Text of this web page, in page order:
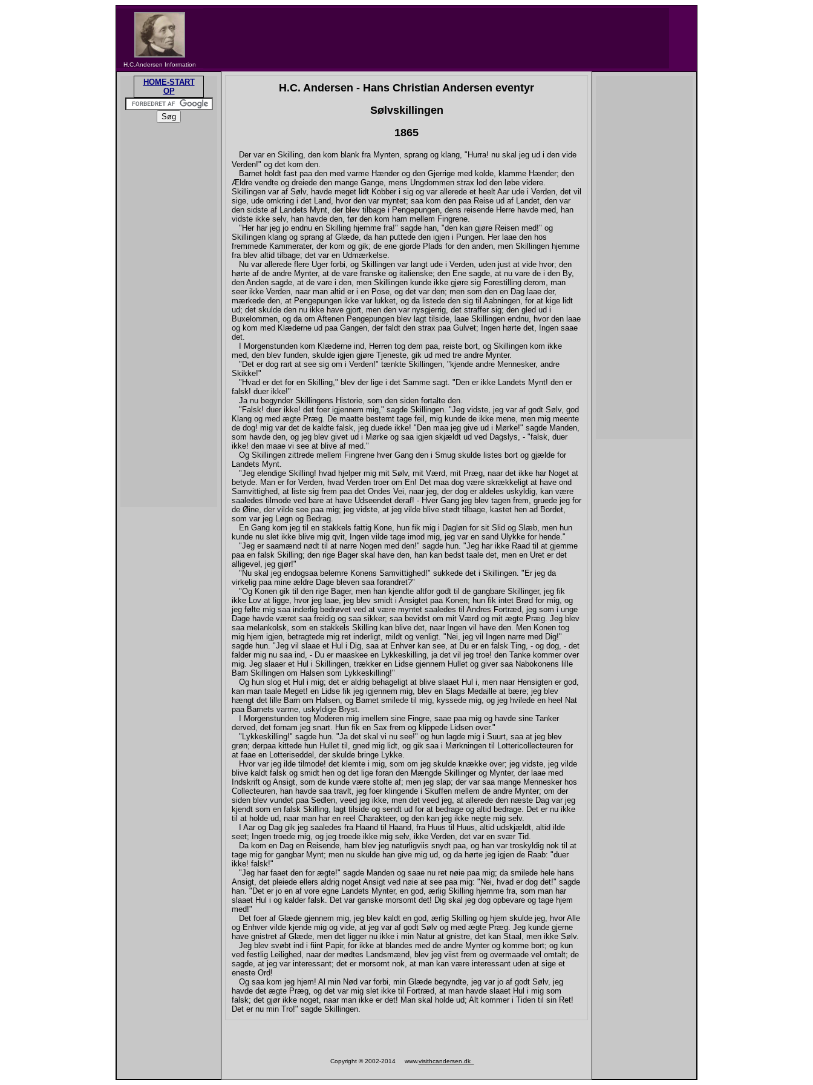
H.C.Andersen Information
HOME-START
OP
H.C. Andersen - Hans Christian Andersen eventyr
Sølvskillingen
1865
Der var en Skilling, den kom blank fra Mynten, sprang og klang, "Hurra! nu skal jeg ud i den vide
Verden!" og det kom den.
Barnet holdt fast paa den med varme Hænder og den Gjerrige med kolde, klamme Hænder; den
Ældre vendte og dreiede den mange Gange, mens Ungdommen strax lod den løbe videre.
Skillingen var af Sølv, havde meget lidt Kobber i sig og var allerede et heelt Aar ude i Verden, det vil
sige, ude omkring i det Land, hvor den var myntet; saa kom den paa Reise ud af Landet, den var
den sidste af Landets Mynt, der blev tilbage i Pengepungen, dens reisende Herre havde med, han
vidste ikke selv, han havde den, før den kom ham mellem Fingrene.
"Her har jeg jo endnu en Skilling hjemme fra!" sagde han, "den kan gjøre Reisen med!" og
Skillingen klang og sprang af Glæde, da han puttede den igjen i Pungen. Her laae den hos
fremmede Kammerater, der kom og gik; de ene gjorde Plads for den anden, men Skillingen hjemme
fra blev altid tilbage; det var en Udmærkelse.
Nu var allerede flere Uger forbi, og Skillingen var langt ude i Verden, uden just at vide hvor; den
hørte af de andre Mynter, at de vare franske og italienske; den Ene sagde, at nu vare de i den By,
den Anden sagde, at de vare i den, men Skillingen kunde ikke gjøre sig Forestilling derom, man
seer ikke Verden, naar man altid er i en Pose, og det var den; men som den en Dag laae der,
mærkede den, at Pengepungen ikke var lukket, og da listede den sig til Aabningen, for at kige lidt
ud; det skulde den nu ikke have gjort, men den var nysgjerrig, det straffer sig; den gled ud i
Buxelommen, og da om Aftenen Pengepungen blev lagt tilside, laae Skillingen endnu, hvor den laae
og kom med Klæderne ud paa Gangen, der faldt den strax paa Gulvet; Ingen hørte det, Ingen saae
det.
I Morgenstunden kom Klæderne ind, Herren tog dem paa, reiste bort, og Skillingen kom ikke
med, den blev funden, skulde igjen gjøre Tjeneste, gik ud med tre andre Mynter.
"Det er dog rart at see sig om i Verden!" tænkte Skillingen, "kjende andre Mennesker, andre
Skikke!"
"Hvad er det for en Skilling," blev der lige i det Samme sagt. "Den er ikke Landets Mynt! den er
falsk! duer ikke!"
Ja nu begynder Skillingens Historie, som den siden fortalte den.
"Falsk! duer ikke! det foer igjennem mig," sagde Skillingen. "Jeg vidste, jeg var af godt Sølv, god
Klang og med ægte Præg. De maatte bestemt tage feil, mig kunde de ikke mene, men mig meente
de dog! mig var det de kaldte falsk, jeg duede ikke! "Den maa jeg give ud i Mørke!" sagde Manden,
som havde den, og jeg blev givet ud i Mørke og saa igjen skjældt ud ved Dagslys, - "falsk, duer
ikke! den maae vi see at blive af med."
Og Skillingen zittrede mellem Fingrene hver Gang den i Smug skulde listes bort og gjælde for
Landets Mynt.
"Jeg elendige Skilling! hvad hjelper mig mit Sølv, mit Værd, mit Præg, naar det ikke har Noget at
betyde. Man er for Verden, hvad Verden troer om En! Det maa dog være skrækkeligt at have ond
Samvittighed, at liste sig frem paa det Ondes Vei, naar jeg, der dog er aldeles uskyldig, kan være
saaledes tilmode ved bare at have Udseendet deraf! - Hver Gang jeg blev tagen frem, gruede jeg for
de Øine, der vilde see paa mig; jeg vidste, at jeg vilde blive stødt tilbage, kastet hen ad Bordet,
som var jeg Løgn og Bedrag.
En Gang kom jeg til en stakkels fattig Kone, hun fik mig i Dagløn for sit Slid og Slæb, men hun
kunde nu slet ikke blive mig qvit, Ingen vilde tage imod mig, jeg var en sand Ulykke for hende."
"Jeg er saamænd nødt til at narre Nogen med den!" sagde hun. "Jeg har ikke Raad til at gjemme
paa en falsk Skilling; den rige Bager skal have den, han kan bedst taale det, men en Uret er det
alligevel, jeg gjør!"
"Nu skal jeg endogsaa belemre Konens Samvittighed!" sukkede det i Skillingen. "Er jeg da
virkelig paa mine ældre Dage bleven saa forandret?"
"Og Konen gik til den rige Bager, men han kjendte altfor godt til de gangbare Skillinger, jeg fik
ikke Lov at ligge, hvor jeg laae, jeg blev smidt i Ansigtet paa Konen; hun fik intet Brød for mig, og
jeg følte mig saa inderlig bedrøvet ved at være myntet saaledes til Andres Fortræd, jeg som i unge
Dage havde været saa freidig og saa sikker; saa bevidst om mit Værd og mit ægte Præg. Jeg blev
saa melankolsk, som en stakkels Skilling kan blive det, naar Ingen vil have den. Men Konen tog
mig hjem igjen, betragtede mig ret inderligt, mildt og venligt. "Nei, jeg vil Ingen narre med Dig!"
sagde hun. "Jeg vil slaae et Hul i Dig, saa at Enhver kan see, at Du er en falsk Ting, - og dog, - det
falder mig nu saa ind, - Du er maaskee en Lykkeskilling, ja det vil jeg troe! den Tanke kommer over
mig. Jeg slaaer et Hul i Skillingen, trækker en Lidse gjennem Hullet og giver saa Nabokonens lille
Barn Skillingen om Halsen som Lykkeskilling!"
Og hun slog et Hul i mig; det er aldrig behageligt at blive slaaet Hul i, men naar Hensigten er god,
kan man taale Meget! en Lidse fik jeg igjennem mig, blev en Slags Medaille at bære; jeg blev
hængt det lille Barn om Halsen, og Barnet smilede til mig, kyssede mig, og jeg hvilede en heel Nat
paa Barnets varme, uskyldige Bryst.
I Morgenstunden tog Moderen mig imellem sine Fingre, saae paa mig og havde sine Tanker
derved, det fornam jeg snart. Hun fik en Sax frem og klippede Lidsen over."
"Lykkeskilling!" sagde hun. "Ja det skal vi nu see!" og hun lagde mig i Suurt, saa at jeg blev
grøn; derpaa kittede hun Hullet til, gned mig lidt, og gik saa i Mørkningen til Lottericollecteuren for
at faae en Lotteriseddel, der skulde bringe Lykke.
Hvor var jeg ilde tilmode! det klemte i mig, som om jeg skulde knække over; jeg vidste, jeg vilde
blive kaldt falsk og smidt hen og det lige foran den Mængde Skillinger og Mynter, der laae med
Indskrift og Ansigt, som de kunde være stolte af; men jeg slap; der var saa mange Mennesker hos
Collecteuren, han havde saa travlt, jeg foer klingende i Skuffen mellem de andre Mynter; om der
siden blev vundet paa Sedlen, veed jeg ikke, men det veed jeg, at allerede den næste Dag var jeg
kjendt som en falsk Skilling, lagt tilside og sendt ud for at bedrage og altid bedrage. Det er nu ikke
til at holde ud, naar man har en reel Charakteer, og den kan jeg ikke negte mig selv.
I Aar og Dag gik jeg saaledes fra Haand til Haand, fra Huus til Huus, altid udskjældt, altid ilde
seet; Ingen troede mig, og jeg troede ikke mig selv, ikke Verden, det var en svær Tid.
Da kom en Dag en Reisende, ham blev jeg naturligviis snydt paa, og han var troskyldig nok til at
tage mig for gangbar Mynt; men nu skulde han give mig ud, og da hørte jeg igjen de Raab: "duer
ikke! falsk!"
"Jeg har faaet den for ægte!" sagde Manden og saae nu ret nøie paa mig; da smilede hele hans
Ansigt, det pleiede ellers aldrig noget Ansigt ved nøie at see paa mig: "Nei, hvad er dog det!" sagde
han. "Det er jo en af vore egne Landets Mynter, en god, ærlig Skilling hjemme fra, som man har
slaaet Hul i og kalder falsk. Det var ganske morsomt det! Dig skal jeg dog opbevare og tage hjem
med!"
Det foer af Glæde gjennem mig, jeg blev kaldt en god, ærlig Skilling og hjem skulde jeg, hvor Alle
og Enhver vilde kjende mig og vide, at jeg var af godt Sølv og med ægte Præg. Jeg kunde gjerne
have gnistret af Glæde, men det ligger nu ikke i min Natur at gnistre, det kan Staal, men ikke Sølv.
Jeg blev svøbt ind i fiint Papir, for ikke at blandes med de andre Mynter og komme bort; og kun
ved festlig Leilighed, naar der mødtes Landsmænd, blev jeg viist frem og overmaade vel omtalt; de
sagde, at jeg var interessant; det er morsomt nok, at man kan være interessant uden at sige et
eneste Ord!
Og saa kom jeg hjem! Al min Nød var forbi, min Glæde begyndte, jeg var jo af godt Sølv, jeg
havde det ægte Præg, og det var mig slet ikke til Fortræd, at man havde slaaet Hul i mig som
falsk; det gjør ikke noget, naar man ikke er det! Man skal holde ud; Alt kommer i Tiden til sin Ret!
Det er nu min Tro!" sagde Skillingen.
Copyright © 2002-2014 www.visithcandersen.dk